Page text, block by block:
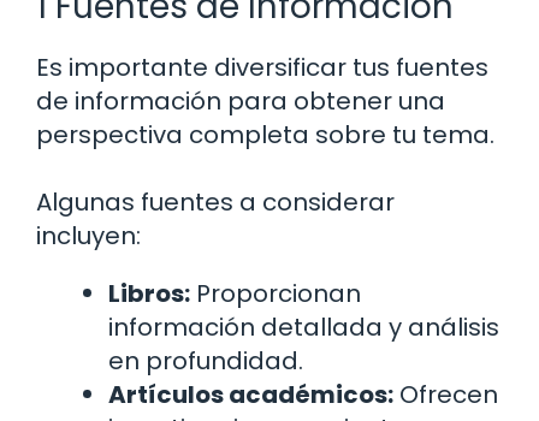
Es importante diversificar tus fuentes
de información para obtener una
perspectiva completa sobre tu tema.
Algunas fuentes a considerar
incluyen:
Libros: Proporcionan
información detallada y análisis
en profundidad.
Artículos académicos: Ofrecen